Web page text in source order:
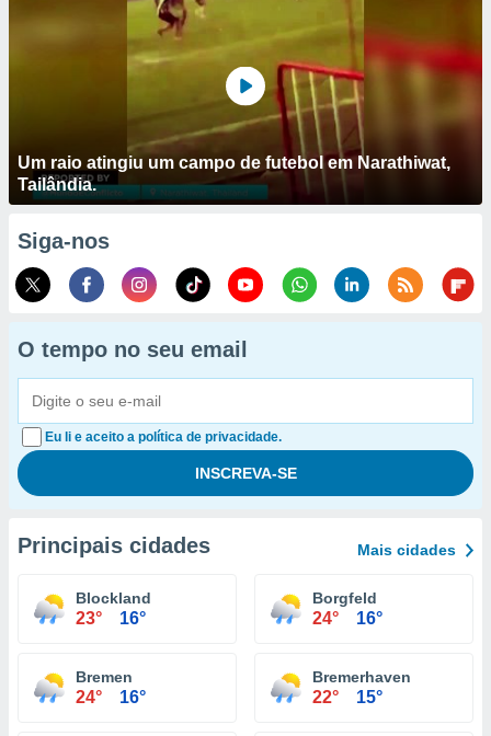
Um raio atingiu um campo de futebol em Narathiwat,
Tailândia.
Siga-nos
O tempo no seu email
Eu li e aceito a política de privacidade.
Principais cidades Mais cidades
Blockland
23° 16°
Borgfeld
24° 16°
Bremen
24° 16°
Bremerhaven
22° 15°